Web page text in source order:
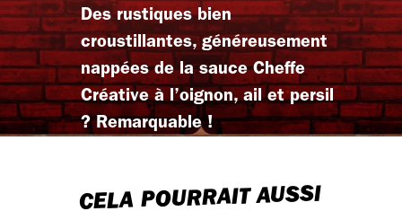
Des rustiques bien
croustillantes, généreusement
nappées de la sauce Cheffe
Créative à l’oignon, ail et persil
? Remarquable !
CELA POURRAIT AUSSI